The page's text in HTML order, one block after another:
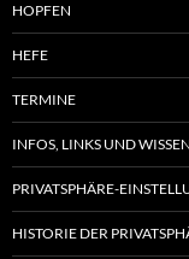
HOPFEN
HEFE
TERMINE
INFOS, LINKS UND
PRIVATSPHÄRE-
HISTORIE DER